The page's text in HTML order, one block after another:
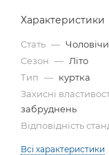
Характеристики
Стать —
Сезон — Літо
Тип — куртка
Захисні
забруднень
Відповідність
Всі характеристики